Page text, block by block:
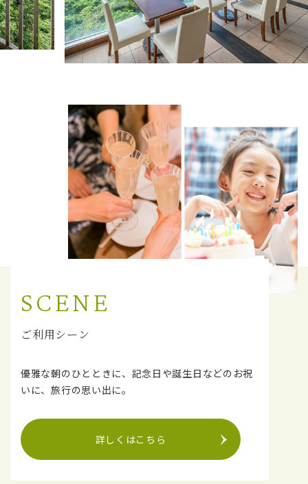
SCENE
ご利用シーン
優雅な朝のひとときに、記念日や誕生日などのお祝
いに、旅行の思い出に。
詳しくはこちら